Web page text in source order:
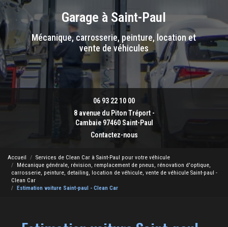
Garage à Saint-Paul
Mécanique, carrosserie, peinture, location et
vente de véhicules
06 93 22 10 00
8 avenue du Piton Tréport -
Cambaie 97460 Saint-Paul
Contactez-nous
Accueil
Services de Clean Car à Saint-Paul pour votre véhicule
Mécanique générale, révision, remplacement de pneus, rénovation d'optique,
carrosserie, peinture, detailing, location de véhicule, vente de véhicule Saint-paul -
Clean Car
Estimation voiture Saint-paul - Clean Car